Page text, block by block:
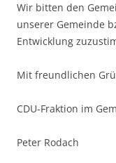
Wir bitten den
unserer Gemeinde
Entwicklung
Mit freundlichen
CDU-Fraktion im
Peter Rodach